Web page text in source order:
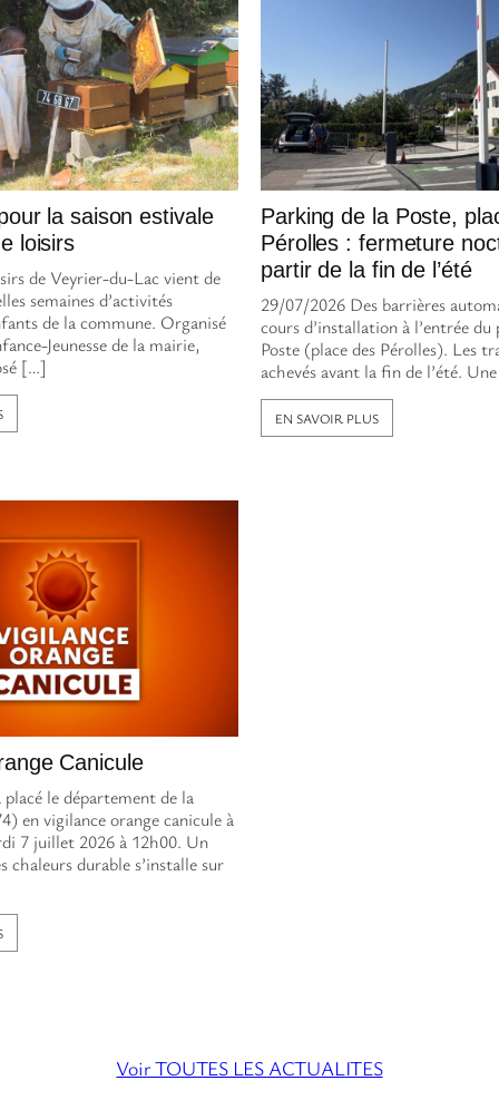
la saison estivale
loisirs
de Veyrier-du-Lac vient de
semaines d’activités
de la commune. Organisé
Jeunesse de la mairie,
[…]
Parking de la Poste,
Pérolles : fermeture
partir de la fin de l’été
29/07/2026 Des barrières
cours d’installation à l’entrée du
Poste (place des Pérolles). Les
achevés avant la fin de l’été.
EN SAVOIR PLUS
Canicule
le département de la
en vigilance orange canicule à
7 juillet 2026 à 12h00. Un
chaleurs durable s’installe sur
Voir TOUTES LES ACTUALITES